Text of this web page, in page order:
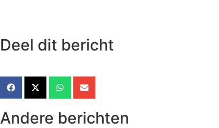
Deel dit bericht
Andere berichten